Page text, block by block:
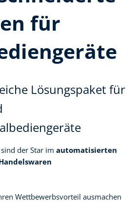
für
Lösungspaket für
sind der Star im automatisierten
Wettbewerbsvorteil ausmachen